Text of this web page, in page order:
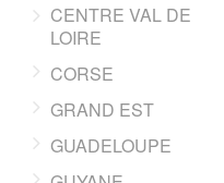
CENTRE VAL DE
LOIRE
CORSE
GRAND EST
GUADELOUPE